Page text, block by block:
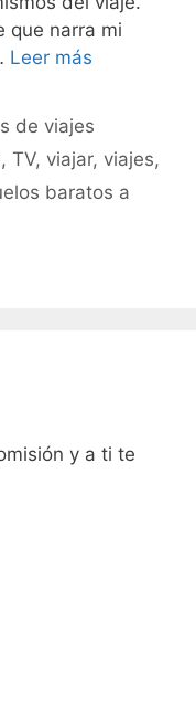
que narra mi
Leer más
de viajes
,TV, viajar, viajes,
baratos a
y a ti te